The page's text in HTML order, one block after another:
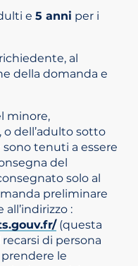
e 5 anni per i
al
della domanda e
minore,
dell’adulto sotto
tenuti a essere
del
solo al
preliminare
:
(questa
di persona
le